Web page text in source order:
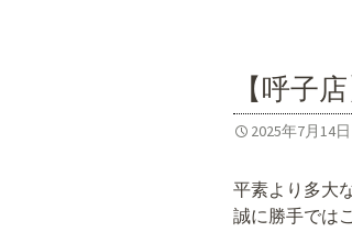
【呼子
2025年7月14日
平素より多大
誠に勝手では